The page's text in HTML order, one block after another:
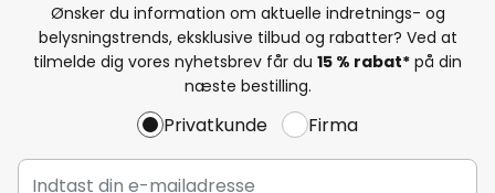
Ønsker du information om aktuelle indretnings- og
belysningstrends, eksklusive tilbud og rabatter? Ved at
tilmelde dig vores nyhetsbrev får du 15 % rabat* på din
næste bestilling.
Privatkunde Firma